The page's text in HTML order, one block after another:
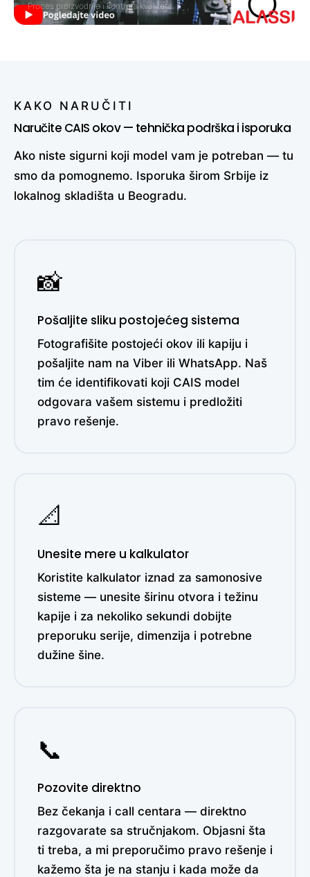
Proces proizvodnje i kontrola kvaliteta
KAKO NARUČITI
Naručite CAIS okov — tehnička podrška i isporuka
Ako niste sigurni koji model vam je potreban — tu
smo da pomognemo. Isporuka širom Srbije iz
lokalnog skladišta u Beogradu.
📸
Pošaljite sliku postojećeg sistema
Fotografišite postojeći okov ili kapiju i
pošaljite nam na Viber ili WhatsApp. Naš
tim će identifikovati koji CAIS model
odgovara vašem sistemu i predložiti
pravo rešenje.
📐
Unesite mere u kalkulator
Koristite kalkulator iznad za samonosive
sisteme — unesite širinu otvora i težinu
kapije i za nekoliko sekundi dobijte
preporuku serije, dimenzija i potrebne
dužine šine.
📞
Pozovite direktno
Bez čekanja i call centara — direktno
razgovarate sa stručnjakom. Objasni šta
ti treba, a mi preporučimo pravo rešenje i
kažemo šta je na stanju i kada može da